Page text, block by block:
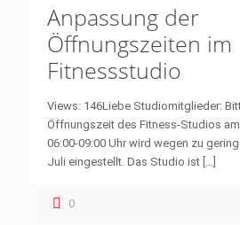
Anpassung der
Öffnungszeiten im
Fitnessstudio
Views: 146Liebe Studiomitglieder:
Öffnungszeit des Fitness-Studios
06:00-09:00 Uhr wird wegen zu
Juli eingestellt. Das Studio ist […]
0